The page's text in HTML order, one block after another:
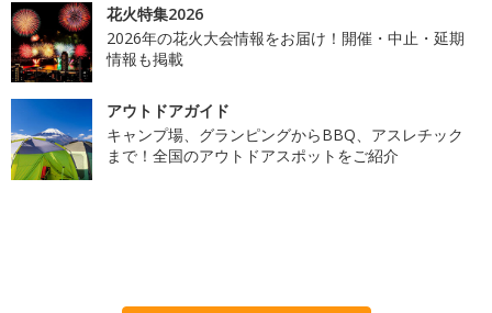
花火特集2026
2026年の花火大会情報をお届け！開催・中止・延期
情報も掲載
アウトドアガイド
キャンプ場、グランピングからBBQ、アスレチック
まで！全国のアウトドアスポットをご紹介